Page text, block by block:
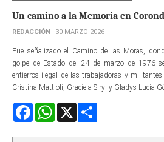
Un camino a la Memoria en
REDACCIÓN 30 MARZO 2026
Fue señalizado el Camino de las Moras,
golpe de Estado del 24 de marzo de 1976
entierros ilegal de las trabajadoras y
Cristina Mattioli, Graciela Siryi y Gladys Lucía
FacebookWhatsApp